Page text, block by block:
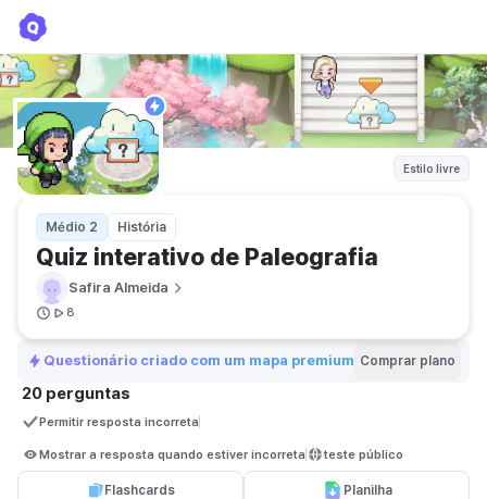
Estilo livre
Médio 2 História
Quiz interativo de Paleografia
Safira Almeida
8
Questionário criado com um mapa premium Comprar plano
20 perguntas
Permitir resposta incorreta
Mostrar a resposta quando estiver incorreta teste público
Flashcards Planilha